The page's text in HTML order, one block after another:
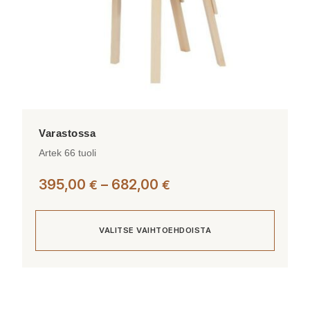
Artek 66 tuoli
395,00 € – 682,00 €
682,00 €
VALITSE VAIHTOEHDOISTA